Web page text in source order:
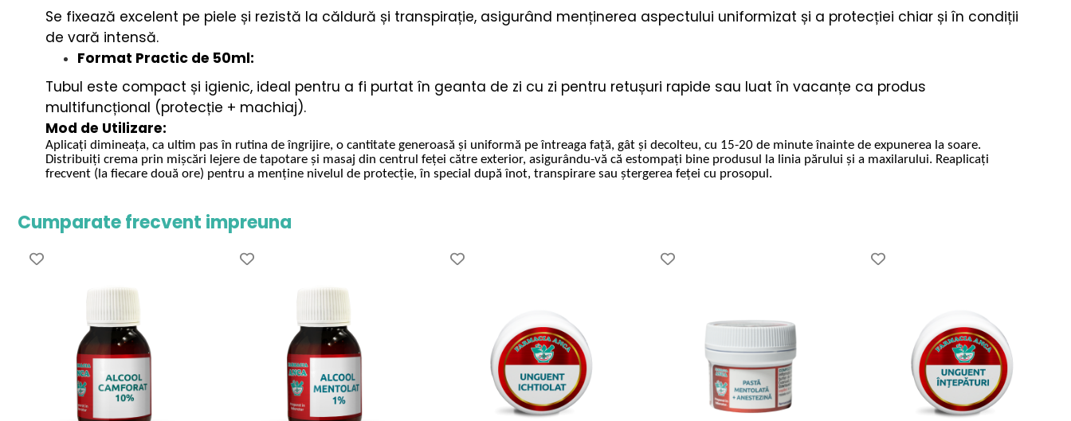
Se fixează excelent pe piele și rezistă la căldură și transpirație, asigurând menținerea aspectului uniformizat și a protecției chiar și în condiții
de vară intensă.
Format Practic de 50ml:
Tubul este compact și igienic, ideal pentru a fi purtat în geanta de zi cu zi pentru retușuri rapide sau luat în vacanțe ca produs
multifuncțional (protecție + machiaj).
Mod de Utilizare:
Aplicați dimineața, ca ultim pas în rutina de îngrijire, o cantitate generoasă și uniformă pe întreaga față, gât și decolteu, cu 15-20 de minute înainte de expunerea la soare.
Distribuiți crema prin mișcări lejere de tapotare și masaj din centrul feței către exterior, asigurându-vă că estompați bine produsul la linia părului și a maxilarului. Reaplicați
frecvent (la fiecare două ore) pentru a menține nivelul de protecție, în special după înot, transpirare sau ștergerea feței cu prosopul.
Cumparate frecvent impreuna